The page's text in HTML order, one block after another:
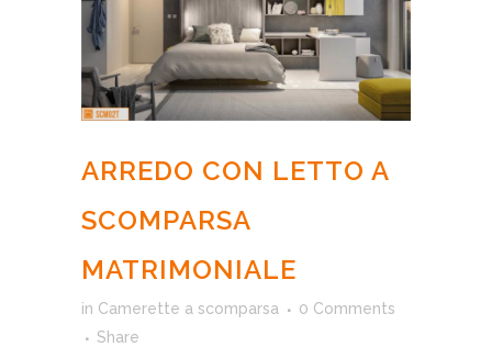
ARREDO CON LETTO A
SCOMPARSA
MATRIMONIALE
in Camerette a scomparsa
0 Comments
Share